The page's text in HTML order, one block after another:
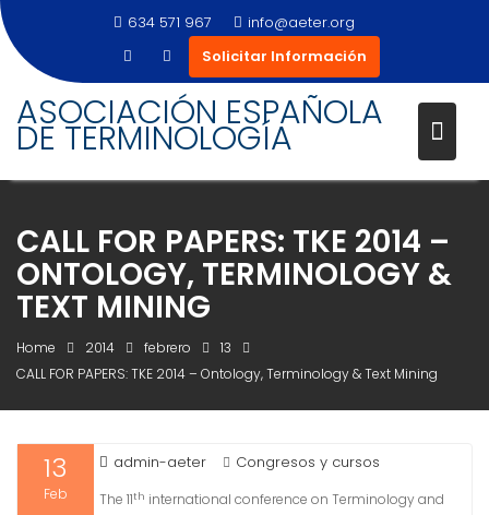
content
634 571 967
info@aeter.org
Solicitar Información
ASOCIACIÓN ESPAÑOLA
DE TERMINOLOGÍA
CALL FOR PAPERS: TKE 2014 –
ONTOLOGY, TERMINOLOGY &
TEXT MINING
Home 2014 febrero
13
CALL FOR PAPERS: TKE 2014 – Ontology, Terminology & Text Mining
13
Feb
admin-aeter Congresos y cursos
The 11th international conference on Terminology and